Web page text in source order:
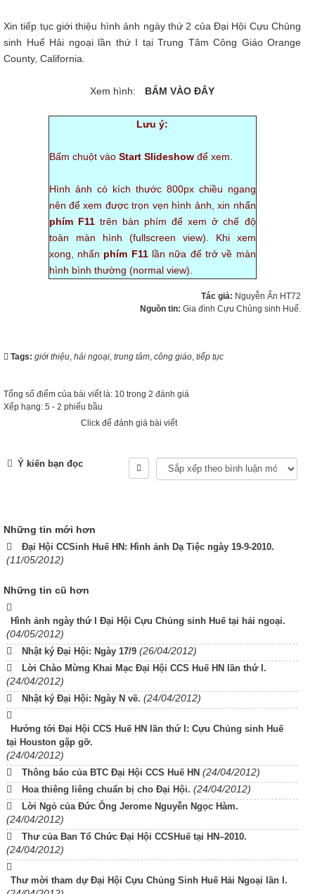
Xin tiếp tục giới thiệu hình ảnh ngày thứ 2 của Đại Hội Cựu Chủng
sinh Huế Hải ngoại lần thứ I tại Trung Tâm Công Giáo Orange
County, California.
Xem hình: BẤM VÀO ĐÂY
Lưu ý:
Bấm chuột vào Start Slideshowđể xem.
Hình ảnh có kích thước 800px chiều ngang
nên để xem được trọn vẹn hình ảnh, xin nhấn
phím F11trên bàn phím để xem ở chế độ
toàn màn hình (fullscreen view). Khi xem
xong, nhấn phím F11lần nữa để trở về màn
hình bình thường (normal view).
Tác giả: Nguyễn Ấn HT72
Nguồn tin: Gia đình Cựu Chủng sinh Huế.
Tags: giới thiệu hải ngoại trung tâm công giáo tiếp tục
Tổng số điểm của bài viết là: 10 trong 2 đánh giá
Xếp hạng: 5 - 2 phiếu bầu
Click để đánh giá bài viết
Ý kiến bạn đọc
Những tin mới hơn
Đại Hội CCSinh Huế HN: Hình ảnh Dạ Tiệc ngày 19-9-2010.
(11/05/2012)
Những tin cũ hơn
Hình ảnh ngày thứ I Đại Hội Cựu Chủng sinh Huế tại hải ngoại.
(04/05/2012)
Nhật ký Đại Hội: Ngày 17/9 (26/04/2012)
Lời Chào Mừng Khai Mạc Đại Hội CCS Huế HN lần thứ I.
(24/04/2012)
Nhật ký Đại Hội: Ngày N về. (24/04/2012)
Hướng tới Đại Hội CCS Huế HN lần thứ I: Cựu Chủng sinh Huế
tại Houston gặp gỡ.
(24/04/2012)
Thông báo của BTC Đại Hội CCS Huế HN (24/04/2012)
Hoa thiêng liêng chuẩn bị cho Đại Hội. (24/04/2012)
Lời Ngỏ của Đức Ông Jerome Nguyễn Ngọc Hàm.
(24/04/2012)
Thư của Ban Tổ Chức Đại Hội CCSHuế tại HN–2010.
(24/04/2012)
Thư mời tham dự Đại Hội Cựu Chủng Sinh Huế Hải Ngoại lần I.